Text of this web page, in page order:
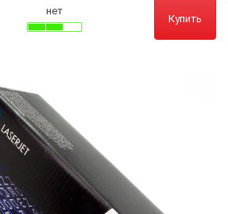
нет
Купить